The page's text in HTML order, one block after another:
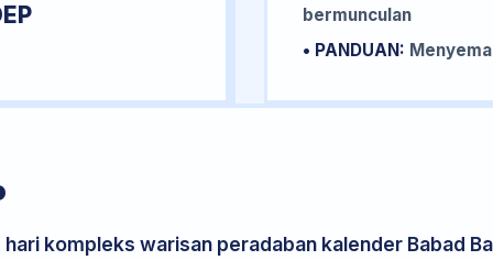
bermunculan
• PANDUAN:
kompleks warisan peradaban kalender Babad